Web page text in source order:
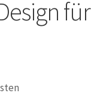
für